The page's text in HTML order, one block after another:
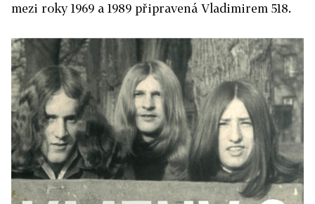
mezi roky 1969 a 1989 připravená Vladimirem 518.